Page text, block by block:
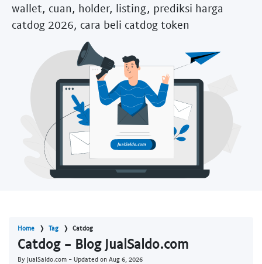
wallet, cuan, holder, listing, prediksi harga
catdog 2026, cara beli catdog token
Home Tag Catdog
Catdog - Blog JualSaldo.com
By JualSaldo.com - Updated on Aug 6, 2026